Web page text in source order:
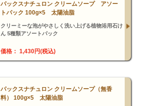
パックスナチュロン クリームソープ アソー
トパック 100g×5 太陽油脂
クリーミーな泡がやさしく洗い上げる植物浴用石け
ん 5種類アソートパック
価格： 1,430円(税込)
パックスナチュロン クリームソープ（無香
料） 100g×5 太陽油脂